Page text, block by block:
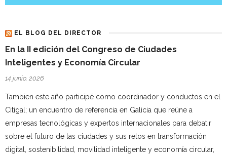
EL BLOG DEL DIRECTOR
En la II edición del Congreso de Ciudades
Inteligentes y Economía Circular
14 junio, 2026
Tambien este año participé como coordinador y conductos en el
Citigal; un encuentro de referencia en Galicia que reúne a
empresas tecnológicas y expertos internacionales para debatir
sobre el futuro de las ciudades y sus retos en transformación
digital, sostenibilidad, movilidad inteligente y economía circular,